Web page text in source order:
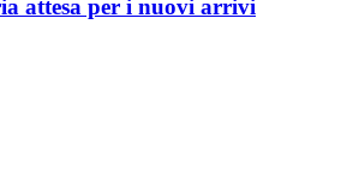
attesa per i nuovi arrivi